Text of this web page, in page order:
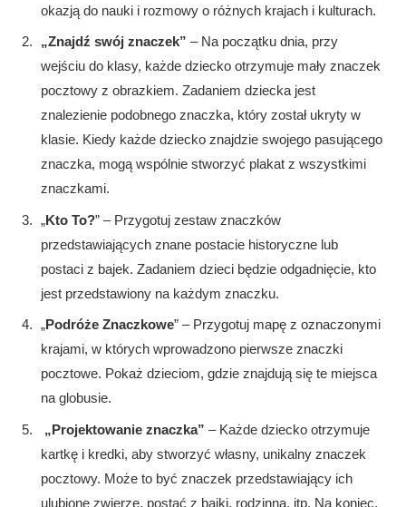
okazją do nauki i rozmowy o różnych krajach i kulturach.
„Znajdź swój znaczek” – Na początku dnia, przy
wejściu do klasy, każde dziecko otrzymuje mały znaczek
pocztowy z obrazkiem. Zadaniem dziecka jest
znalezienie podobnego znaczka, który został ukryty w
klasie. Kiedy każde dziecko znajdzie swojego pasującego
znaczka, mogą wspólnie stworzyć plakat z wszystkimi
znaczkami.
„Kto To?” – Przygotuj zestaw znaczków
przedstawiających znane postacie historyczne lub
postaci z bajek. Zadaniem dzieci będzie odgadnięcie, kto
jest przedstawiony na każdym znaczku.
„Podróże Znaczkowe” – Przygotuj mapę z oznaczonymi
krajami, w których wprowadzono pierwsze znaczki
pocztowe. Pokaż dzieciom, gdzie znajdują się te miejsca
na globusie.
„Projektowanie znaczka” – Każde dziecko otrzymuje
kartkę i kredki, aby stworzyć własny, unikalny znaczek
pocztowy. Może to być znaczek przedstawiający ich
ulubione zwierzę, postać z bajki, rodzinną, itp. Na koniec,